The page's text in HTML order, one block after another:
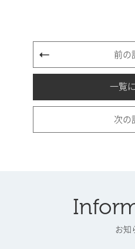
前の
一覧
次の
お知